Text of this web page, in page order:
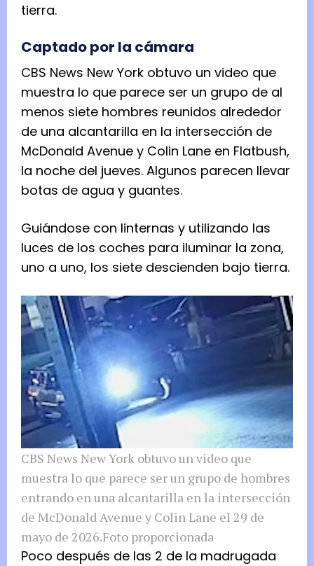
tierra.
Captado por la cámara
CBS News New York obtuvo un video que
muestra lo que parece ser un grupo de al
menos siete hombres reunidos alrededor
de una alcantarilla en la intersección de
McDonald Avenue y Colin Lane en Flatbush,
la noche del jueves. Algunos parecen llevar
botas de agua y guantes.
Guiándose con linternas y utilizando las
luces de los coches para iluminar la zona,
uno a uno, los siete descienden bajo tierra.
CBS News New York obtuvo un video que
muestra lo que parece ser un grupo de hombres
entrando en una alcantarilla en la intersección
de McDonald Avenue y Colin Lane el 29 de
mayo de 2026.Foto proporcionada
Poco después de las 2 de la madrugada